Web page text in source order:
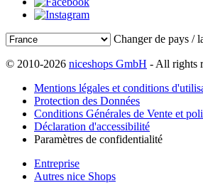
Changer de pays /
© 2010-2026 niceshops GmbH - All rights
Mentions légales et conditions
Protection des Données
Conditions Générales de Vente et
Déclaration d'accessibilité
Paramètres de confidentialité
Entreprise
Autres nice Shops